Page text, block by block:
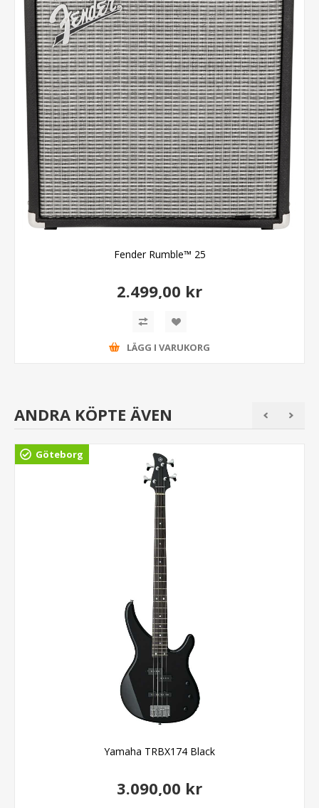
Fender Rumble™ 25
2.499,00 kr
LÄGG I VARUKORG
ANDRA KÖPTE ÄVEN
Göteborg
Yamaha TRBX174 Black
3.090,00 kr